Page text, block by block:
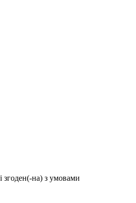
і згоден(-на) з умовами